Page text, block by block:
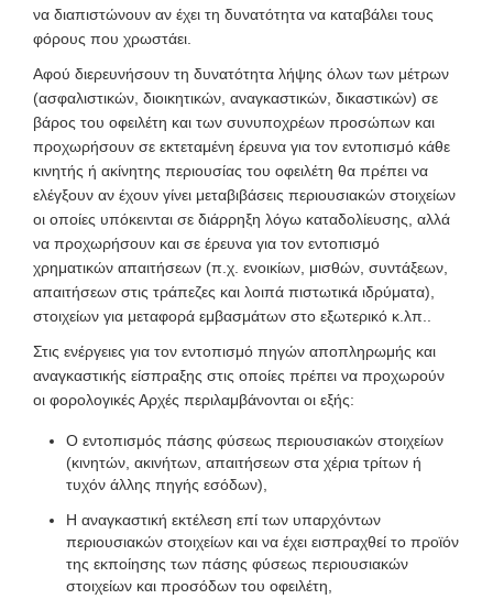
να διαπιστώνουν αν έχει τη δυνατότητα να καταβάλει τους
φόρους που χρωστάει.
Αφού διερευνήσουν τη δυνατότητα λήψης όλων των μέτρων
(ασφαλιστικών, διοικητικών, αναγκαστικών, δικαστικών) σε
βάρος του οφειλέτη και των συνυποχρέων προσώπων και
προχωρήσουν σε εκτεταμένη έρευνα για τον εντοπισμό κάθε
κινητής ή ακίνητης περιουσίας του οφειλέτη θα πρέπει να
ελέγξουν αν έχουν γίνει μεταβιβάσεις περιουσιακών στοιχείων
οι οποίες υπόκεινται σε διάρρηξη λόγω καταδολίευσης, αλλά
να προχωρήσουν και σε έρευνα για τον εντοπισμό
χρηματικών απαιτήσεων (π.χ. ενοικίων, μισθών, συντάξεων,
απαιτήσεων στις τράπεζες και λοιπά πιστωτικά ιδρύματα),
στοιχείων για μεταφορά εμβασμάτων στο εξωτερικό κ.λπ..
Στις ενέργειες για τον εντοπισμό πηγών αποπληρωμής και
αναγκαστικής είσπραξης στις οποίες πρέπει να προχωρούν
οι φορολογικές Αρχές περιλαμβάνονται οι εξής:
Ο εντοπισμός πάσης φύσεως περιουσιακών στοιχείων
(κινητών, ακινήτων, απαιτήσεων στα χέρια τρίτων ή
τυχόν άλλης πηγής εσόδων),
Η αναγκαστική εκτέλεση επί των υπαρχόντων
περιουσιακών στοιχείων και να έχει εισπραχθεί το προϊόν
της εκποίησης των πάσης φύσεως περιουσιακών
στοιχείων και προσόδων του οφειλέτη,